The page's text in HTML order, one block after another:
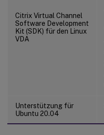
Citrix Virtual Channel
Software Development
Kit (SDK) für den Linux
VDA
Unterstützung für
Ubuntu 20.04